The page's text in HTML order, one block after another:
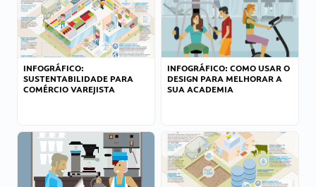
INFOGRÁFICO:
SUSTENTABILIDADE PARA
COMÉRCIO VAREJISTA
INFOGRÁFICO: COMO USAR O
DESIGN PARA MELHORAR A
SUA ACADEMIA